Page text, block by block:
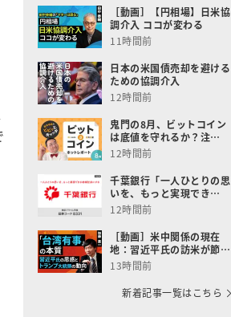
［動画］【円相場】日米協
調介入 ココが変わる
11時間前
日本の米国債売却を避ける
ための協調介入
12時間前
鬼門の8月、ビットコイン
は底値を守れるか？注…
12時間前
千葉銀行「一人ひとりの思
いを、もっと実現でき…
12時間前
［動画］米中関係の現在
地：習近平氏の訪米が節…
13時間前
新着記事一覧はこちら